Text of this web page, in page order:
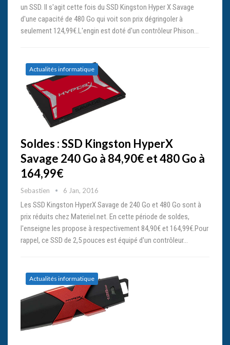
un SSD. Il s'agit cette fois du SSD Kingston Hyper X Savage
d'une capacité de 480 Go qui voit son prix dégringoler à
seulement 124,99€.L'engin est doté d'un contrôleur Phison…
Actualités informatique
Soldes : SSD Kingston HyperX
Savage 240 Go à 84,90€ et 480 Go à
164,99€
Sebastien 6 Jan, 2016
Les SSD Kingston HyperX Savage de 240 Go et 480 Go sont à
prix réduits chez Materiel.net. En cette période de soldes,
l'enseigne les propose à respectivement 84,90€ et 164,99€.Pour
rappel, ce SSD de 2,5 pouces est équipé d'un contrôleur…
Actualités informatique